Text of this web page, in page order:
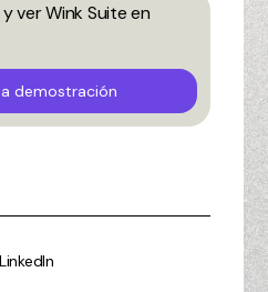
ver Wink Suite en
demostración
LinkedIn